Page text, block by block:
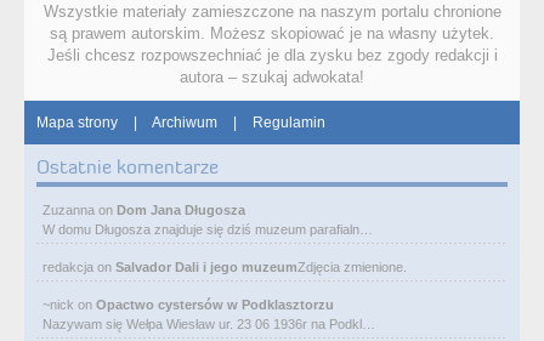
Wszystkie materiały zamieszczone na naszym portalu chronione
są prawem autorskim. Możesz skopiować je na własny użytek.
Jeśli chcesz rozpowszechniać je dla zysku bez zgody redakcji i
autora – szukaj adwokata!
Mapa strony | Archiwum | Regulamin
Ostatnie komentarze
Zuzanna on Dom Jana Długosza
W domu Długosza znajduje się dziś muzeum parafialn…
redakcja on Salvador Dali i jego muzeumZdjęcia zmienione.
~nick on Opactwo cystersów w Podklasztorzu
Nazywam się Wełpa Wiesław ur. 23 06 1936r na Podkl…